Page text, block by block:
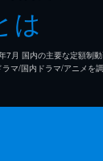
は
7⽉ 国内の主要な定額制
マ/国内ドラマ/アニメを